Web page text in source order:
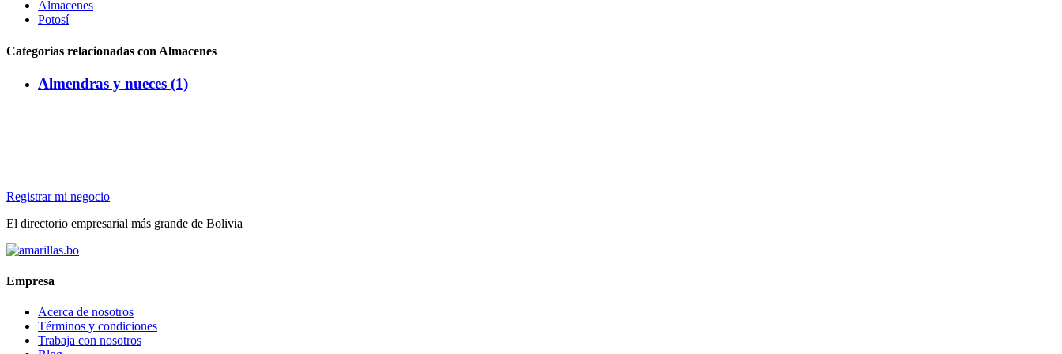
Almacenes
Potosí
Categorias relacionadas con Almacenes
Almendras y nueces (1)
Registrar mi negocio
El directorio empresarial más grande de Bolivia
Empresa
Acerca de nosotros
Términos y condiciones
Trabaja con nosotros